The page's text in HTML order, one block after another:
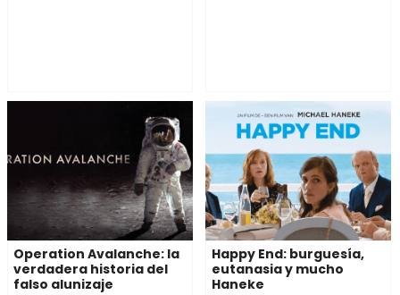
Operation Avalanche: la
verdadera historia del
falso alunizaje
Happy End: burguesía,
eutanasia y mucho
Haneke